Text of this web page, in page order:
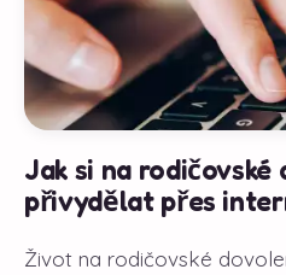
Jak si na rodičovské
přivydělat přes
Život na rodičovské